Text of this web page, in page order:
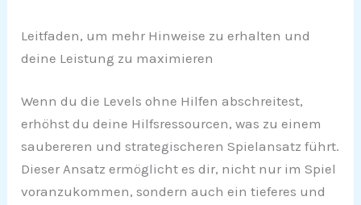
Leitfaden, um mehr Hinweise zu erhalten und
deine Leistung zu maximieren
Wenn du die Levels ohne Hilfen abschreitest,
erhöhst du deine Hilfsressourcen, was zu einem
saubereren und strategischeren Spielansatz führt.
Dieser Ansatz ermöglicht es dir, nicht nur im Spiel
voranzukommen, sondern auch ein tieferes und